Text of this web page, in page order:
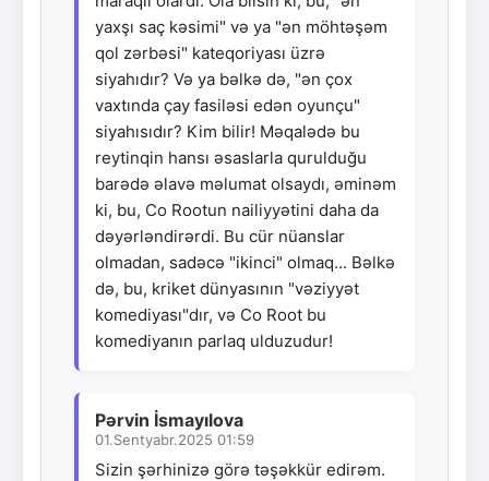
yaxşı saç kəsimi" və ya "ən möhtəşəm
qol zərbəsi" kateqoriyası üzrə
siyahıdır? Və ya bəlkə də, "ən çox
vaxtında çay fasiləsi edən oyunçu"
siyahısıdır? Kim bilir! Məqalədə bu
reytinqin hansı əsaslarla qurulduğu
barədə əlavə məlumat olsaydı, əminəm
ki, bu, Co Rootun nailiyyətini daha da
dəyərləndirərdi. Bu cür nüanslar
olmadan, sadəcə "ikinci" olmaq... Bəlkə
də, bu, kriket dünyasının "vəziyyət
komediyası"dır, və Co Root bu
komediyanın parlaq ulduzudur!
Pərvin İsmayılova
01.Sentyabr.2025 01:59
Sizin şərhinizə görə təşəkkür edirəm.